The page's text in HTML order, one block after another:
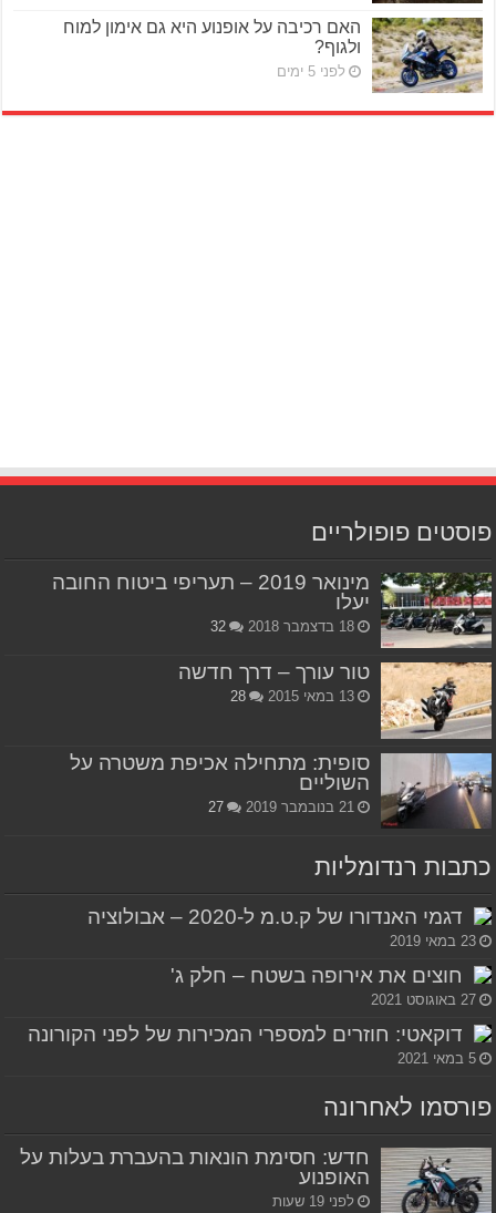
האם רכיבה על אופנוע היא גם אימון למוח
ולגוף?
לפני 5 ימים
פוסטים פופולריים
מינואר 2019 – תעריפי ביטוח החובה
יעלו
18 בדצמבר 2018 32
טור עורך – דרך חדשה
13 במאי 2015 28
סופית: מתחילה אכיפת משטרה על
השוליים
21 בנובמבר 2019 27
כתבות רנדומליות
דגמי האנדורו של ק.ט.מ ל-2020 – אבולוציה
23 במאי 2019
חוצים את אירופה בשטח – חלק ג'
27 באוגוסט 2021
דוקאטי: חוזרים למספרי המכירות של לפני הקורונה
5 במאי 2021
פורסמו לאחרונה
חדש: חסימת הונאות בהעברת בעלות על
האופנוע
לפני 19 שעות